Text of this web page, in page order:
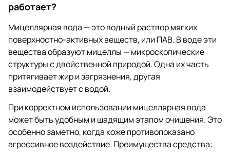
работает?
Мицеллярная вода — это водный раствор мягких
поверхностно-активных веществ, или ПАВ. В воде эти
вещества образуют мицеллы — микроскопические
структуры с двойственной природой. Одна их часть
притягивает жир и загрязнения, другая
взаимодействует с водой.
При корректном использовании мицеллярная вода
может быть удобным и щадящим этапом очищения. Это
особенно заметно, когда коже противопоказано
агрессивное воздействие. Преимущества средства: